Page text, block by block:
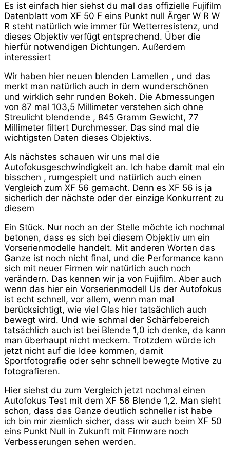
Es ist einfach hier siehst du mal das offizielle Fujifilm
Datenblatt vom XF 50 F eins Punkt null Ärger W R W
R steht natürlich wie immer für Wetterresistenz, und
dieses Objektiv verfügt entsprechend. Über die
hierfür notwendigen Dichtungen. Außerdem
interessiert
Wir haben hier neuen blenden Lamellen , und das
merkt man natürlich auch in dem wunderschönen
und wirklich sehr runden Bokeh. Die Abmessungen
von 87 mal 103,5 Millimeter verstehen sich ohne
Streulicht blendende , 845 Gramm Gewicht, 77
Millimeter filtert Durchmesser. Das sind mal die
wichtigsten Daten dieses Objektivs.
Als nächstes schauen wir uns mal die
Autofokusgeschwindigkeit an. Ich habe damit mal ein
bisschen , rumgespielt und natürlich auch einen
Vergleich zum XF 56 gemacht. Denn es XF 56 is ja
sicherlich der nächste oder der einzige Konkurrent zu
diesem
Ein Stück. Nur noch an der Stelle möchte ich nochmal
betonen, dass es sich bei diesem Objektiv um ein
Vorserienmodelle handelt. Mit anderen Worten das
Ganze ist noch nicht final, und die Performance kann
sich mit neuer Firmen wir natürlich auch noch
verändern. Das kennen wir ja von Fujifilm. Aber auch
wenn das hier ein Vorserienmodell Us der Autofokus
ist echt schnell, vor allem, wenn man mal
berücksichtigt, wie viel Glas hier tatsächlich auch
bewegt wird. Und wie schmal der Schärfebereich
tatsächlich auch ist bei Blende 1,0 ich denke, da kann
man überhaupt nicht meckern. Trotzdem würde ich
jetzt nicht auf die Idee kommen, damit
Sportfotografie oder sehr schnell bewegte Motive zu
fotografieren.
Hier siehst du zum Vergleich jetzt nochmal einen
Autofokus Test mit dem XF 56 Blende 1,2. Man sieht
schon, dass das Ganze deutlich schneller ist habe
ich bin mir ziemlich sicher, dass wir auch beim XF 50
eins Punkt Null in Zukunft mit Firmware noch
Verbesserungen sehen werden.